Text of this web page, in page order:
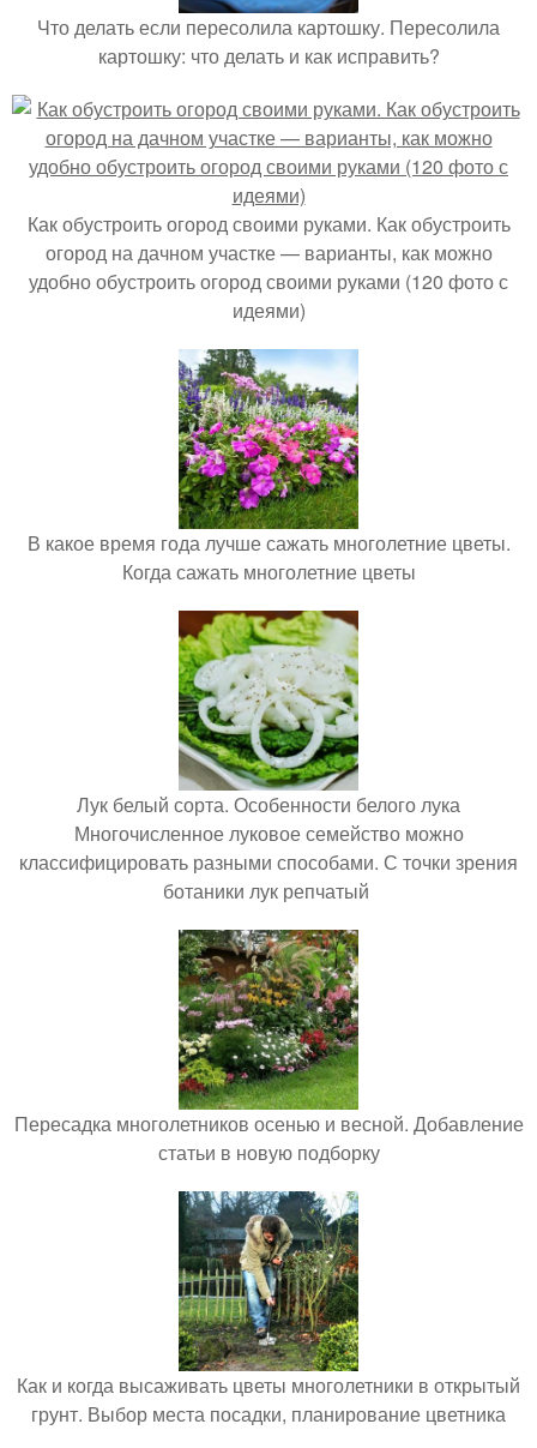
Что делать если пересолила картошку. Пересолила
картошку: что делать и как исправить?
Как обустроить огород своими руками. Как обустроить
огород на дачном участке — варианты, как можно
удобно обустроить огород своими руками (120 фото с
идеями)
В какое время года лучше сажать многолетние цветы.
Когда сажать многолетние цветы
Лук белый сорта. Особенности белого лука
Многочисленное луковое семейство можно
классифицировать разными способами. С точки зрения
ботаники лук репчатый
Пересадка многолетников осенью и весной. Добавление
статьи в новую подборку
Как и когда высаживать цветы многолетники в открытый
грунт. Выбор места посадки, планирование цветника